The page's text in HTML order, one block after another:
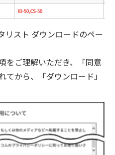
リスト ダウンロードのペー
をご理解いただき、「同意
てから、「ダウンロード」